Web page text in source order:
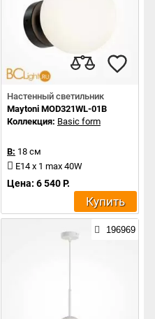
Настенный светильник
Maytoni MOD321WL-01B
Коллекция: Basic form
В: 18 см
E14 x 1 max 40W
Цена: 6 540 Р.
Купить
196969